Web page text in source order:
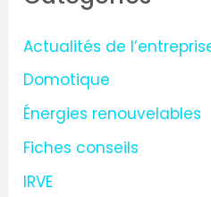
c
h
e
r
Actualités de
Domotique
Énergies renouvelables
Fiches conseils
IRVE